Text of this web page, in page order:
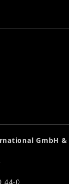
GmbH &
44-0